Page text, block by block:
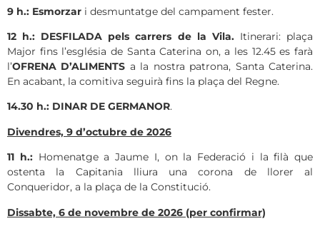
9 h.: Esmorzar i desmuntatge del campament fester.
12 h.: DESFILADA pels carrers de la Vila. Itinerari: plaça
Major fins l’església de Santa Caterina on, a les 12.45 es farà
l’OFRENA D’ALIMENTS a la nostra patrona, Santa Caterina.
En acabant, la comitiva seguirà fins la plaça del Regne.
14.30 h.: DINAR DE GERMANOR.
Divendres, 9 d’octubre de 2026
11 h.:Homenatge a Jaume I, on la Federació i la filà que
ostenta la Capitania lliura una corona de llorer al
Conqueridor, a la plaça de la Constitució.
Dissabte, 6 de novembre de 2026 (per confirmar)